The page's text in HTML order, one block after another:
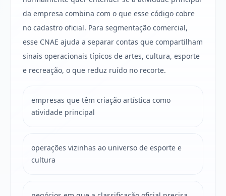
da empresa combina com o que esse código cobre
no cadastro oficial. Para segmentação comercial,
esse CNAE ajuda a separar contas que compartilham
sinais operacionais típicos de artes, cultura, esporte
e recreação, o que reduz ruído no recorte.
empresas que têm criação artística como
atividade principal
operações vizinhas ao universo de esporte e
cultura